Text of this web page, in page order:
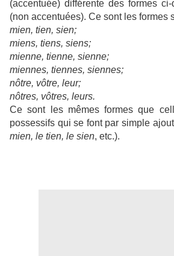
(accentuée) différente des formes
(non accentuées). Ce sont les formes
mien, tien, sien;
miens, tiens, siens;
mienne, tienne, sienne;
miennes, tiennes, siennes;
nôtre, vôtre, leur;
nôtres, vôtres, leurs.
Ce sont les mêmes formes que
possessifs qui se font par simple
mien, le tien, le sien, etc.).